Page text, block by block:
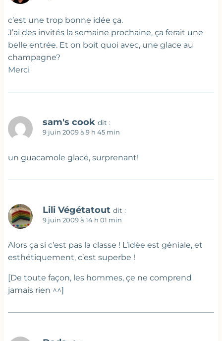
c’est une trop bonne idée ça.
J’ai des invités la semaine prochaine, ça ferait une
belle entrée. Et on boit quoi avec, une glace au
champagne?
Merci
sam's cook dit :
9 juin 2009 à 9 h 45 min
un guacamole glacé, surprenant!
Lili Végétatout dit :
9 juin 2009 à 14 h 01 min
Alors ça si c’est pas la classe ! L’idée est géniale, et
esthétiquement, c’est superbe !
[De toute façon, les hommes, çe ne comprend
jamais rien ^^]